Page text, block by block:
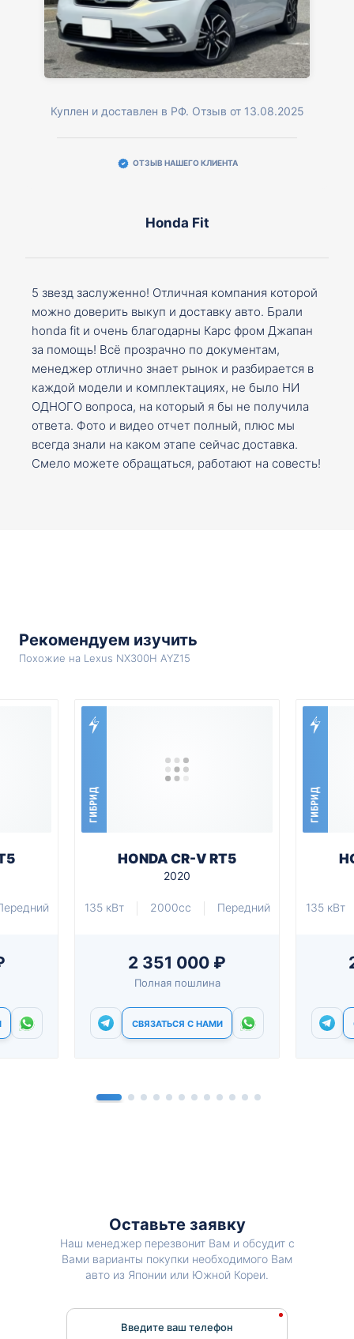
Куплен и доставлен в РФ. Отзыв от 13.08.2025
ОТЗЫВ НАШЕГО КЛИЕНТА
Honda Fit
5 звезд заслуженно! Отличная компания которой
можно доверить выкуп и доставку авто. Брали
honda fit и очень благодарны Карс фром Джапан
за помощь! Всё прозрачно по документам,
менеджер отлично знает рынок и разбирается в
каждой модели и комплектациях, не было НИ
ОДНОГО вопроса, на который я бы не получила
ответа. Фото и видео отчет полный, плюс мы
всегда знали на каком этапе сейчас доставка.
Смело можете обращаться, работают на совесть!
Рекомендуем изучить
Похожие на Lexus NX300H AYZ15
ГИБРИД
HONDA CR-V RT5
2020
135 кВт 2000cc Передний
2 351 000 ₽
Полная пошлина
СВЯЗАТЬСЯ С НАМИ
ГИБРИД
135 кВт
Оставьте заявку
Наш менеджер перезвонит Вам и обсудит с
Вами варианты покупки необходимого Вам
авто из Японии или Южной Кореи.
Введите ваш телефон